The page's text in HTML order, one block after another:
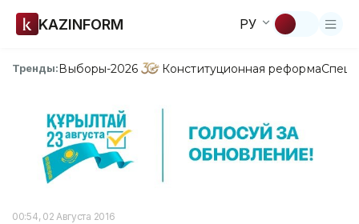
KAZINFORM РУ
Тренды:Выборы-2026 Конституционная реформа
00:54, 02 Августа 2016